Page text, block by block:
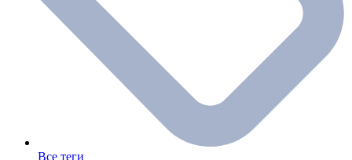
Все теги